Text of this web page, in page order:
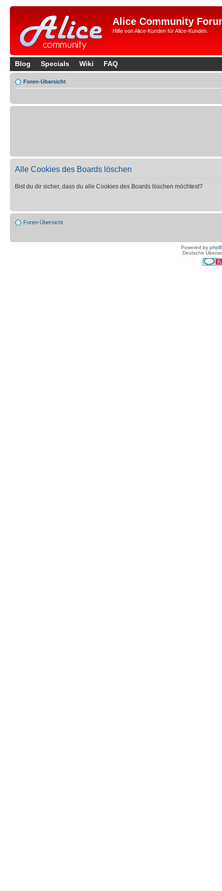
Alice Community
Hilfe von Alice-Kunden für Alice-Kunden.
Blog Specials Wiki FAQ
Foren-Übersicht
Alle Cookies des Boards löschen
Bist du dir sicher, dass du alle Cookies des Boards löschen möchtest?
Foren-Übersicht
Powered by
Deutsche